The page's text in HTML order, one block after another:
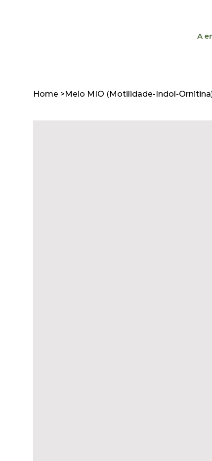
A
Home >Meio MIO (Motilidade-Indol-